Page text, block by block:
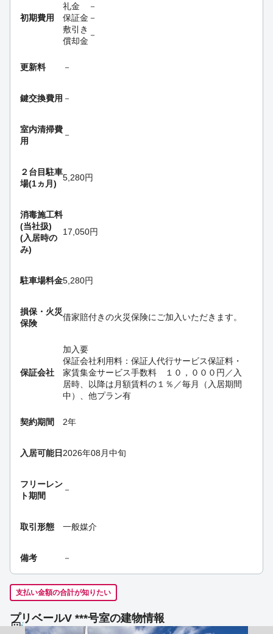
初期費用
礼金
－
保証金 －
敷引き
償却金
－
更新料 －
鍵交換費用 －
室内清掃費
用
－
２台目駐車
場(1ヵ月)
5,280円
消毒施工料
(当社扱)
(入居時の
み)
17,050円
駐車場料金5,280円
損保・ 火災
保険
借家賠付きの火災保険にご加入いただきます。
保証会社
加入要
保証会社利用料：保証人代行サービス保証料・
家賃集金サービス手数料 １０，０００円／入
居時、以降は月額賃料の１％／毎月（入居期間
中）、他プラン有
契約期間 2年
入居可能日 2026年08月中旬
フリーレン
ト期間
－
取引形態 一般媒介
備考 －
支払い金額の合計が知りたい
プリベールV ***号室の建物情報